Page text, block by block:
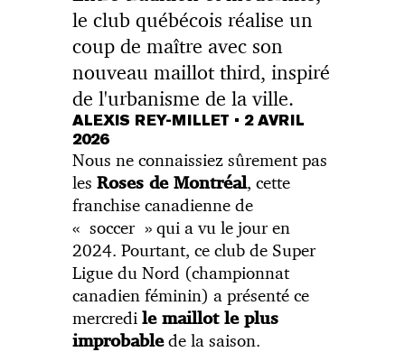
le club québécois réalise un
coup de maître avec son
nouveau maillot third, inspiré
de l'urbanisme de la ville.
ALEXIS REY-MILLET • 2 AVRIL
2026
Nous ne connaissiez sûrement pas
lesRoses de Montréal, cette
franchise canadienne de
« soccer » qui a vu le jour en
2024. Pourtant, ce club de Super
Ligue du Nord (championnat
canadien féminin) a présenté ce
mercredile maillot le plus
improbablede la saison.